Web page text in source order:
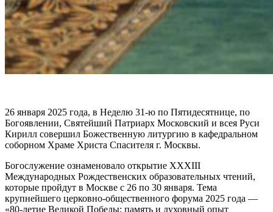
26 января 2025 года, в Неделю 31-ю по Пятидесятнице, по
Богоявлении, Святейший Патриарх Московский и всея Руси
Кирилл совершил Божественную литургию в кафедральном
соборном Храме Христа Спасителя г. Москвы.
Богослужение ознаменовало открытие XXXIII
Международных Рождественских образовательных чтений,
которые пройдут в Москве с 26 по 30 января. Тема
крупнейшего церковно-общественного форума 2025 года —
«80-летие Великой Победы: память и духовный опыт